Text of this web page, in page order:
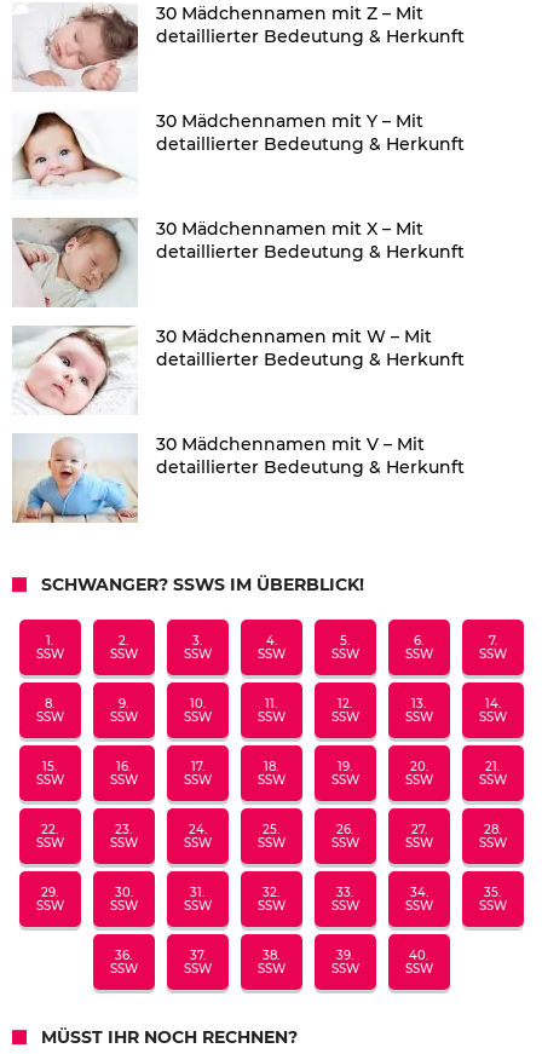
30 Mädchennamen mit Z – Mit
detaillierter Bedeutung & Herkunft
30 Mädchennamen mit Y – Mit
detaillierter Bedeutung & Herkunft
30 Mädchennamen mit X – Mit
detaillierter Bedeutung & Herkunft
30 Mädchennamen mit W – Mit
detaillierter Bedeutung & Herkunft
30 Mädchennamen mit V – Mit
detaillierter Bedeutung & Herkunft
SCHWANGER? SSWS IM ÜBERBLICK!
1.
SSW
2.
SSW
3.
SSW
4.
SSW
5.
SSW
6.
SSW
7.
SSW
8.
SSW
9.
SSW
10.
SSW
11.
SSW
12.
SSW
13.
SSW
14.
SSW
15.
SSW
16.
SSW
17.
SSW
18.
SSW
19.
SSW
20.
SSW
21.
SSW
22.
SSW
23.
SSW
24.
SSW
25.
SSW
26.
SSW
27.
SSW
28.
SSW
29.
SSW
30.
SSW
31.
SSW
32.
SSW
33.
SSW
34.
SSW
35.
SSW
36.
SSW
37.
SSW
38.
SSW
39.
SSW
40.
SSW
MÜSST IHR NOCH RECHNEN?